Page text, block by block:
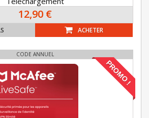
12,90 €
ACHETER
CODE ANNUEL
PROMO !